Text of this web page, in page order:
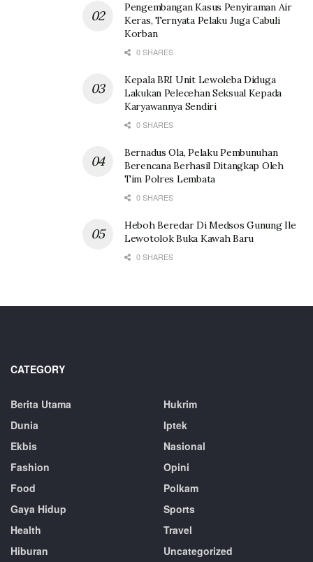
Pengembangan Kasus Penyiraman Air
Keras, Ternyata Pelaku Juga Cabuli
Korban
0 SHARES
Kepala BRI Unit Lewoleba Diduga
Lakukan Pelecehan Seksual Kepada
Karyawannya Sendiri
0 SHARES
Bernadus Ola, Pelaku Pembunuhan
Berencana Berhasil Ditangkap Oleh
Tim Polres Lembata
0 SHARES
Heboh Beredar Di Medsos Gunung Ile
Lewotolok Buka Kawah Baru
0 SHARES
CATEGORY
Berita Utama
Dunia
Ekbis
Fashion
Food
Gaya Hidup
Health
Hiburan
Hukrim
Iptek
Nasional
Opini
Polkam
Sports
Travel
Uncategorized